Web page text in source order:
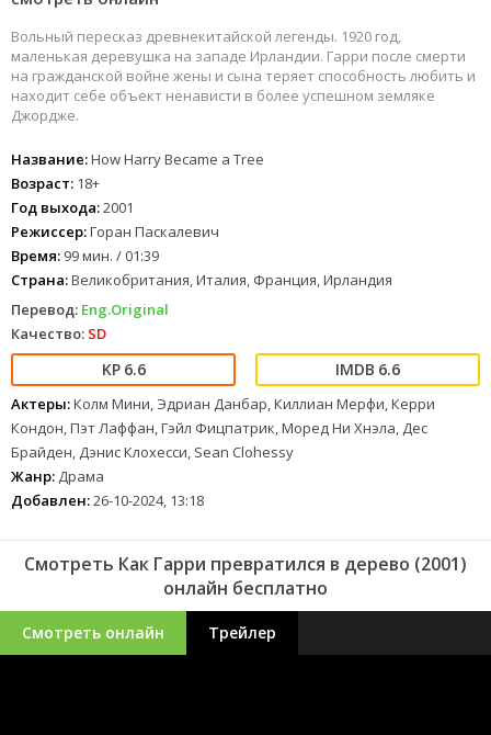
Вольный пересказ древнекитайской легенды. 1920 год,
маленькая деревушка на западе Ирландии. Гарри после смерти
на гражданской войне жены и сына теряет способность любить и
находит себе объект ненависти в более успешном земляке
Джордже.
Название:How Harry Became a Tree
Возраст: 18+
Год выхода:2001
Режиссер:Горан Паскалевич
Время: 99 мин. / 01:39
Страна:Великобритания, Италия, Франция, Ирландия
Перевод: Eng.Original
Качество: SD
6.6 6.6
Актеры:Колм Мини, Эдриан Данбар, Киллиан Мерфи, Керри
Кондон, Пэт Лаффан, Гэйл Фицпатрик, Моред Ни Хнэла, Дес
Брайден, Дэнис Клохесси, Sean Clohessy
Жанр: Драма
Добавлен:26-10-2024, 13:18
Смотреть Как Гарри превратился в дерево (2001)
онлайн бесплатно
Смотреть онлайн Трейлер